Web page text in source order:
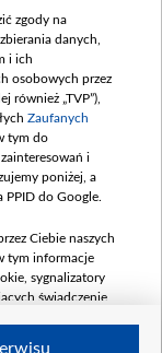
zgody na
danych,
i ich
osobowych przez
również „TVP”),
Zaufanych
tym do
i
poniżej, a
PPID do Google.
Ciebie naszych
tym informacje
sygnalizatory
świadczenie